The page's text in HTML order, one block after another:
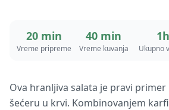
20 min
Vreme pripreme
40 min
Vreme kuvanja
1h
Ukupno
Ova hranljiva salata je pravi
šećeru u krvi. Kombinovanjem